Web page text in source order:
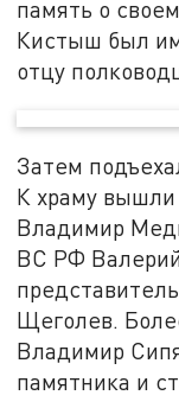
память о
Кистыш был
отцу
Затем
К храму
Владимир
ВС РФ
Щеголев.
Владимир
памятника и